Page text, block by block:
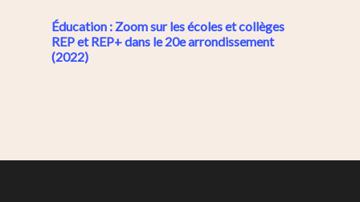
Éducation : Zoom sur les écoles et collèges
REP et REP+ dans le 20e arrondissement
(2022)